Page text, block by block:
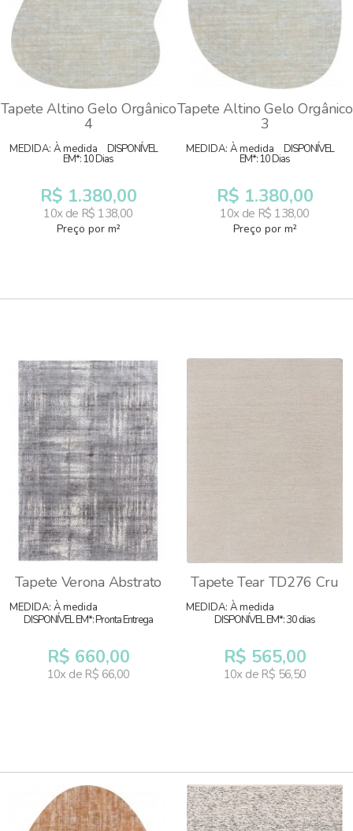
Tapete Altino Gelo Orgânico
4
MEDIDA: À medida DISPONÍVEL
EM*: 10 Dias
R$ 1.380,00
10x de R$ 138,00
Preço por m²
Tapete Altino Gelo Orgânico
3
MEDIDA: À medida DISPONÍVEL
EM*: 10 Dias
R$ 1.380,00
10x de R$ 138,00
Preço por m²
Tapete Verona Abstrato
MEDIDA: À medida
DISPONÍVEL EM*: Pronta Entrega
R$ 660,00
10x de R$ 66,00
Tapete Tear TD276 Cru
MEDIDA: À medida
DISPONÍVEL EM*: 30 dias
R$ 565,00
10x de R$ 56,50